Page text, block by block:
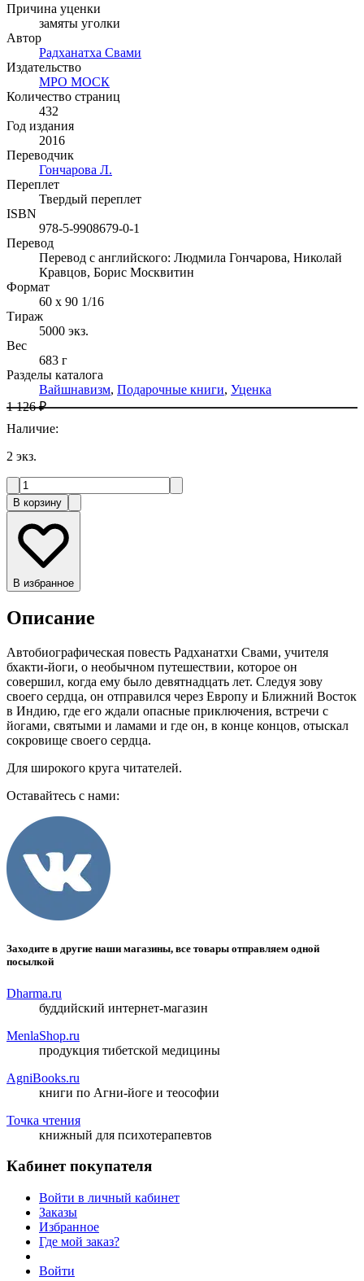
Причина уценки
замяты уголки
Автор
Радханатха Свами
Издательство
МРО МОСК
Количество страниц
432
Год издания
2016
Переводчик
Гончарова Л.
Переплет
Твердый переплет
ISBN
978-5-9908679-0-1
Перевод
Перевод с английского: Людмила Гончарова, Николай
Кравцов, Борис Москвитин
Формат
60 x 90 1/16
Тираж
5000 экз.
Вес
683 г
Разделы каталога
Вайшнавизм, Подарочные книги, Уценка
1 126 ₽
Наличие:
2 экз.
В корзину
В избранное
Описание
Автобиографическая повесть Радханатхи Свами, учителя
бхакти-йоги, о необычном путешествии, которое он
совершил, когда ему было девятнадцать лет. Следуя зову
своего сердца, он отправился через Европу и Ближний Восток
в Индию, где его ждали опасные приключения, встречи с
йогами, святыми и ламами и где он, в конце концов, отыскал
сокровище своего сердца.
Для широкого круга читателей.
Оставайтесь с нами:
Заходите в другие наши магазины, все товары отправляем одной
посылкой
Dharma.ru
буддийский интернет-магазин
MenlaShop.ru
продукция тибетской медицины
AgniBooks.ru
книги по Агни-йоге и теософии
Точка чтения
книжный для психотерапевтов
Кабинет покупателя
Войти в личный кабинет
Заказы
Избранное
Где мой заказ?
Войти